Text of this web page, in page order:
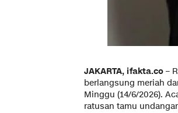
JAKARTA, ifakta.co –
berlangsung meriah
Minggu (14/6/2026).
ratusan tamu